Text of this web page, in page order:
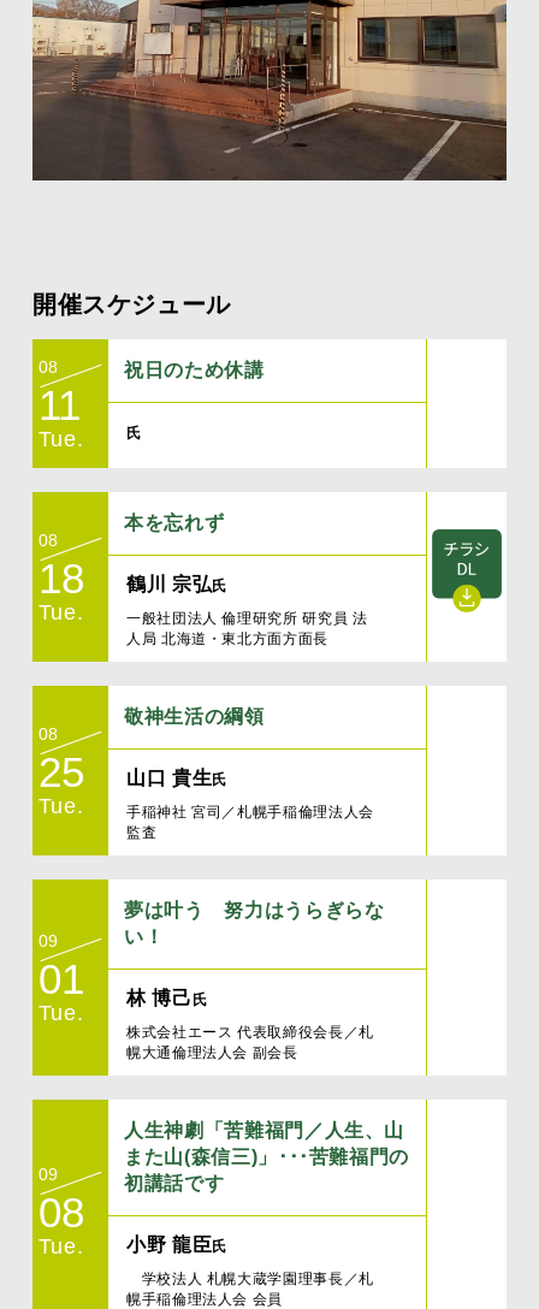
開催スケジュール
08
11
Tue.
祝日のため休講
氏
08
18
Tue.
本を忘れず
鶴川 宗弘氏
一般社団法人 倫理研究所 研究員 法
人局 北海道・東北方面方面⾧
08
25
Tue.
敬神生活の綱領
山口 貴生氏
手稲神社 宮司／札幌手稲倫理法人会
監査
09
01
Tue.
夢は叶う 努力はうらぎらな
い！
林 博己 氏
株式会社エース 代表取締役会長／札
幌大通倫理法人会 副会長
09
08
Tue.
人生神劇「苦難福門／人生、山
また山(森信三)」･･･苦難福門の
初講話です
小野 龍臣氏
学校法人 札幌大蔵学園理事長／札
幌手稲倫理法人会 会員